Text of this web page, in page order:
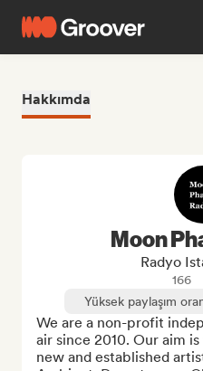
Hakkımda
Moon
Radyo
166
Yüksek paylaşım
We are a non-profit
air since 2010. Our aim
new and established